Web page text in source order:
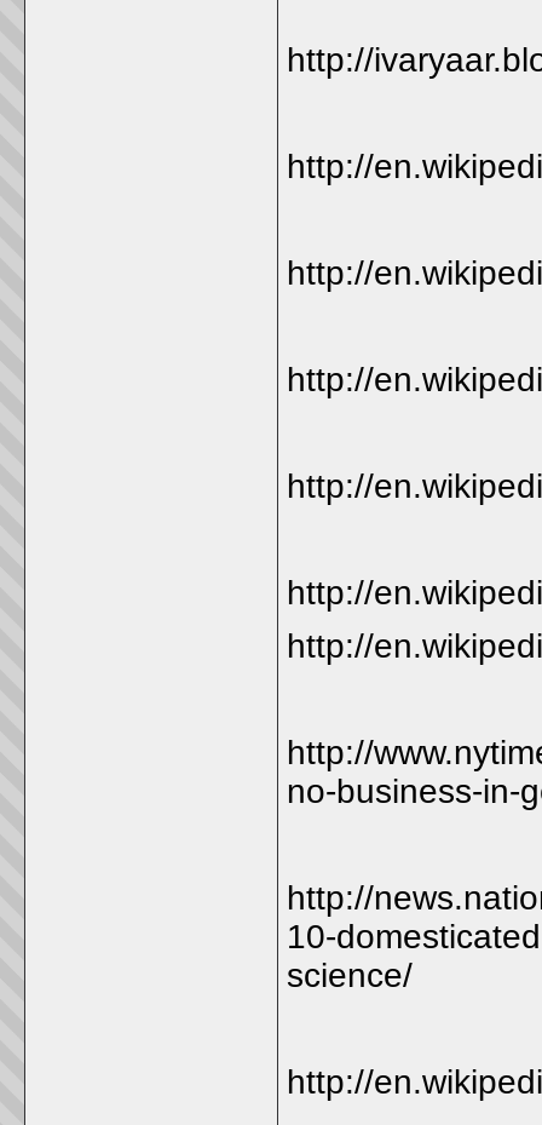
http://
http://
http://
http://
http://
http://
http://
http://
no-business-in-
http://
10-
science/
http://